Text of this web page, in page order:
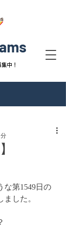
中！
な第1549日の
した。